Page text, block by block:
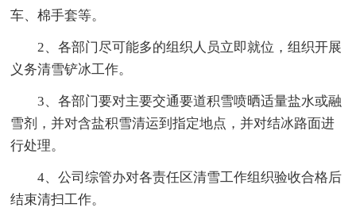
车、棉手套等。
2、各部门尽可能多的组织人员立即就位，组织开展
义务清雪铲冰工作。
3、各部门要对主要交通要道积雪喷晒适量盐水或融
雪剂，并对含盐积雪清运到指定地点，并对结冰路面进
行处理。
4、公司综管办对各责任区清雪工作组织验收合格后
结束清扫工作。